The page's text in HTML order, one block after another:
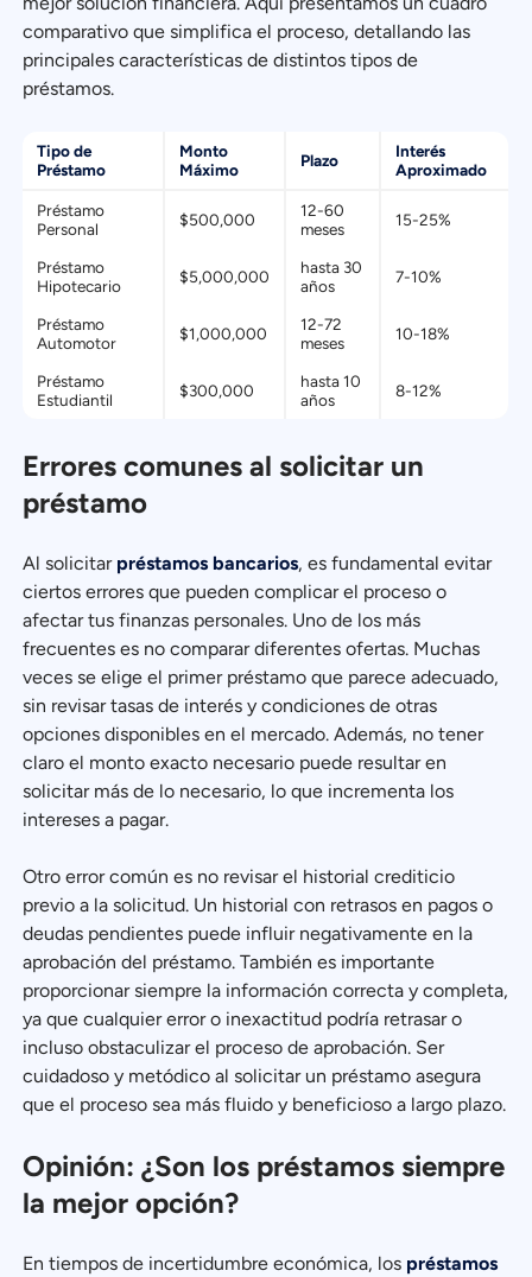
comparativo que simplifica el proceso, detallando las
principales características de distintos tipos de
préstamos.
Tipo de
Préstamo
Monto
Máximo
Plazo
Interés
Aproximado
Préstamo
Personal
$500,000
12-60
meses
15-25%
Préstamo
Hipotecario
$5,000,000
hasta 30
años
7-10%
Préstamo
Automotor
$1,000,000
12-72
meses
10-18%
Préstamo
Estudiantil
$300,000
hasta 10
años
8-12%
Errores comunes al solicitar un
préstamo
Al solicitar préstamos bancarios, es fundamental evitar
ciertos errores que pueden complicar el proceso o
afectar tus finanzas personales. Uno de los más
frecuentes es no comparar diferentes ofertas. Muchas
veces se elige el primer préstamo que parece adecuado,
sin revisar tasas de interés y condiciones de otras
opciones disponibles en el mercado. Además, no tener
claro el monto exacto necesario puede resultar en
solicitar más de lo necesario, lo que incrementa los
intereses a pagar.
Otro error común es no revisar el historial crediticio
previo a la solicitud. Un historial con retrasos en pagos o
deudas pendientes puede influir negativamente en la
aprobación del préstamo. También es importante
proporcionar siempre la información correcta y completa,
ya que cualquier error o inexactitud podría retrasar o
incluso obstaculizar el proceso de aprobación. Ser
cuidadoso y metódico al solicitar un préstamo asegura
que el proceso sea más fluido y beneficioso a largo plazo.
Opinión: ¿Son los préstamos siempre
la mejor opción?
En tiempos de incertidumbre económica, los préstamos